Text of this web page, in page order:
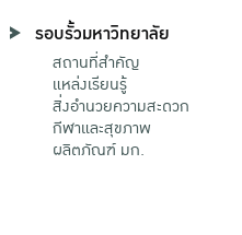
รอบรั้วมหาวิทยาลัย
สถานที่สำคัญ
แหล่งเรียนรู้
สิ่งอำนวยความสะดวก
กีฬาและสุขภาพ
ผลิตภัณฑ์ มก.